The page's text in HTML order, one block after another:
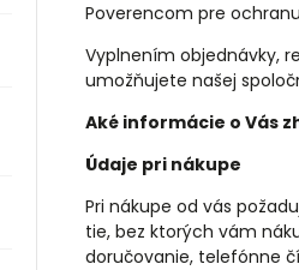
Poverencom pre
Vyplnením objednávky,
umožňujete našej
Aké informácie o Vás
Údaje pri nákupe
Pri nákupe od vás
tie, bez ktorých vám
doručovanie, telefónne